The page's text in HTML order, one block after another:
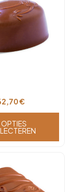
€
OPTIES